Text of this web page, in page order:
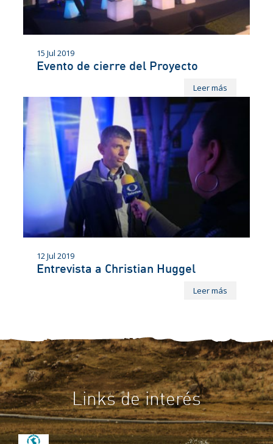
15 Jul 2019
Evento de cierre del Proyecto
Leer más
12 Jul 2019
Entrevista a Christian Huggel
Leer más
Links de interés